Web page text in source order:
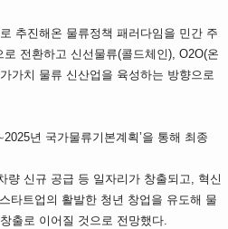
추진해온 물류정책 패러다임을 민간 주
전환하고 신선물류(콜드체인), O2O(온
가치 물류 신산업을 육성하는 방향으로
년 국가물류기본계획’을 통해 최종
량 신규 공급 등 일자리가 창출되고, 혁신
타트업의 활발한 청년 창업을 유도해 물
출로 이어질 것으로 전망했다.